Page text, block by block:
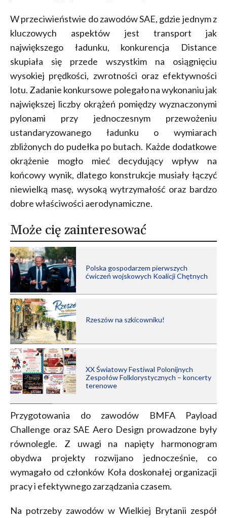
W przeciwieństwie do zawodów SAE, gdzie jednym z
kluczowych aspektów jest transport jak
największego ładunku, konkurencja Distance
skupiała się przede wszystkim na osiągnięciu
wysokiej prędkości, zwrotności oraz efektywności
lotu. Zadanie konkursowe polegało na wykonaniu jak
największej liczby okrążeń pomiędzy wyznaczonymi
pylonami przy jednoczesnym przewożeniu
ustandaryzowanego ładunku o wymiarach
zbliżonych do pudełka po butach. Każde dodatkowe
okrążenie mogło mieć decydujący wpływ na
końcowy wynik, dlatego konstrukcje musiały łączyć
niewielką masę, wysoką wytrzymałość oraz bardzo
dobre właściwości aerodynamiczne.
Może cię zainteresować
Polska gospodarzem pierwszych
ćwiczeń wojskowych Koalicji Chętnych
Rzeszów na szkicowniku!
XX Światowy Festiwal Polonijnych
Zespołów Folklorystycznych – koncerty
terenowe
Przygotowania do zawodów BMFA Payload
Challenge oraz SAE Aero Design prowadzone były
równolegle. Z uwagi na napięty harmonogram
obydwa projekty rozwijano jednocześnie, co
wymagało od członków Koła doskonałej organizacji
pracy i efektywnego zarządzania czasem.
Na potrzeby zawodów w Wielkiej Brytanii zespół